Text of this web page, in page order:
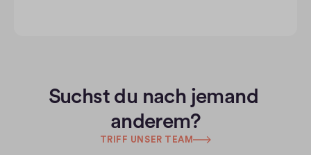
Suchst du nach jemand
anderem?
TRIFF UNSER TEAM